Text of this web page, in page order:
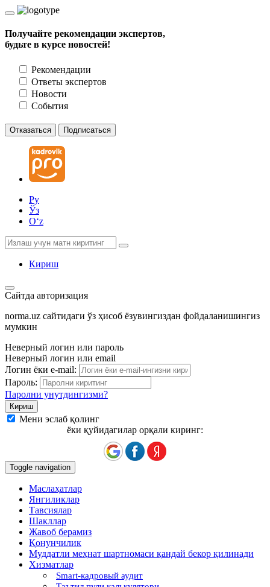
Получайте рекомендации экспертов,
будьте в курсе новостей!
Рекомендации
Ответы экспертов
Новости
События
Отказаться Подписаться
Ру
Ўз
Oʻz
Кириш
Сайтда авторизация
norma.uz сайтидаги ўз ҳисоб ёзувингиздан фойдаланишингиз
мумкин
Неверный логин или пароль
Неверный логин или email
Логин ёки e-mail:
Пароль:
Паролни унутдингизми?
Мени эслаб қолинг
ёки қуйидагилар орқали киринг:
Toggle navigation
Маслаҳатлар
Янгиликлар
Тавсиялар
Шакллар
Жавоб берамиз
Қонунчилик
Муддатли меҳнат шартномаси қандай бекор қилинади
Хизматлар
Smart-кадровый аудит